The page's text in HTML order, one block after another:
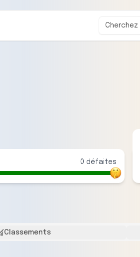
0 défaites
Classements